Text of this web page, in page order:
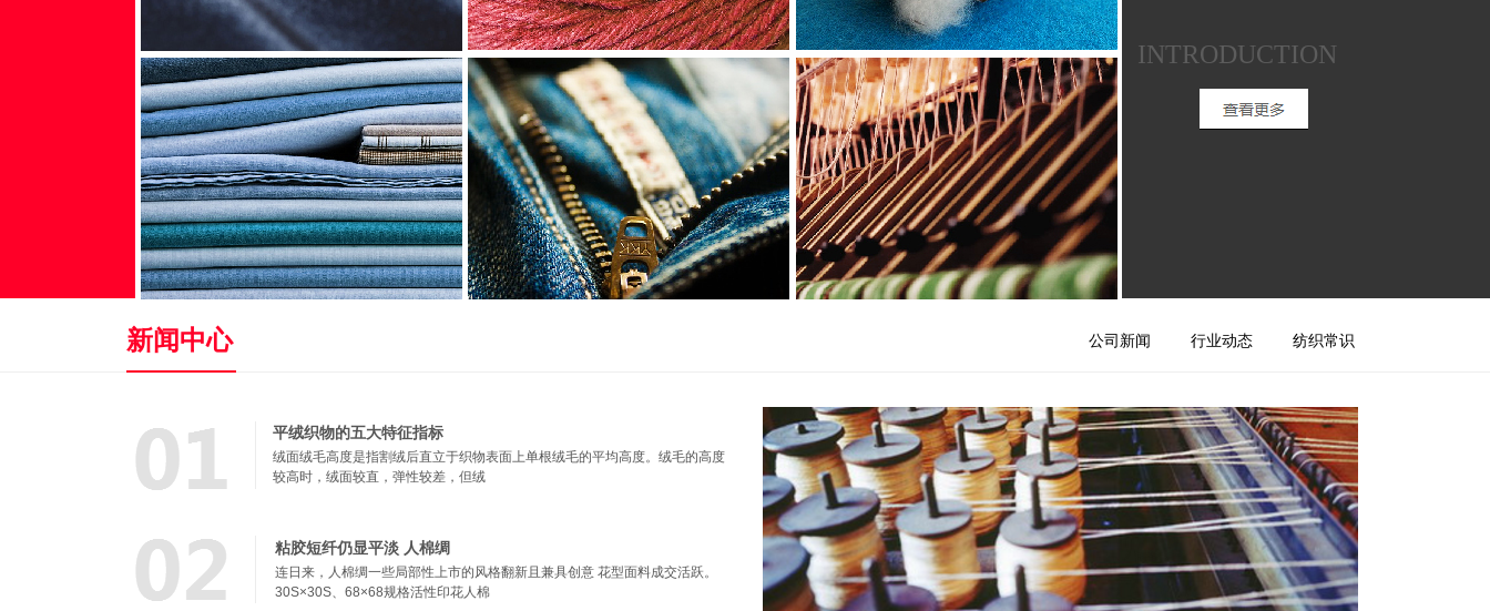
INTRODUCTION
新闻中心
粘胶短纤仍显平淡 人棉绸
连日来，人棉绸一些局部性上市的风格翻新且兼具创意 花型面料成交活跃。
30S×30S、68×68规格活性印花人棉
公司新闻 行业动态 纺织常识
平绒织物的五大特征指标
绒面绒毛高度是指割绒后直立于织物表面上单根绒毛的平均高度。绒毛的高度
较高时，绒面较直，弹性较差，但绒